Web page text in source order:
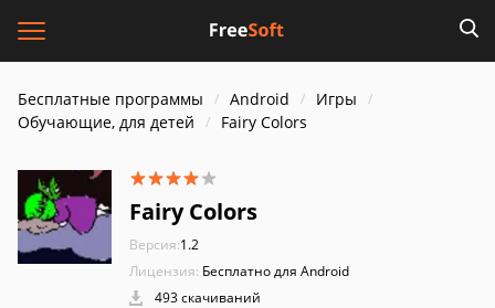
Бесплатные программы Android
Игры
Обучающие, для детей
Fairy Colors
Fairy Colors
Версия:1.2
Лицензия: Бесплатно для Android
493 скачиваний